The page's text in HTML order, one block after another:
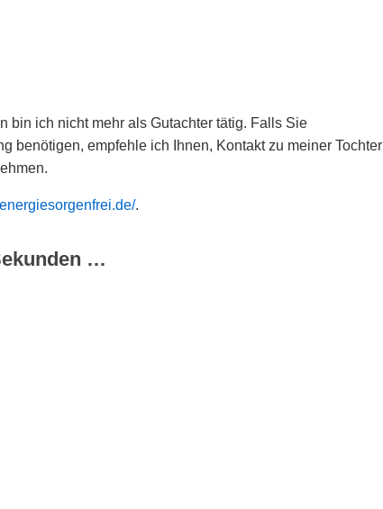
bin ich nicht mehr als Gutachter tätig. Falls Sie
benötigen, empfehle ich Ihnen, Kontakt zu meiner Tochter
.
…